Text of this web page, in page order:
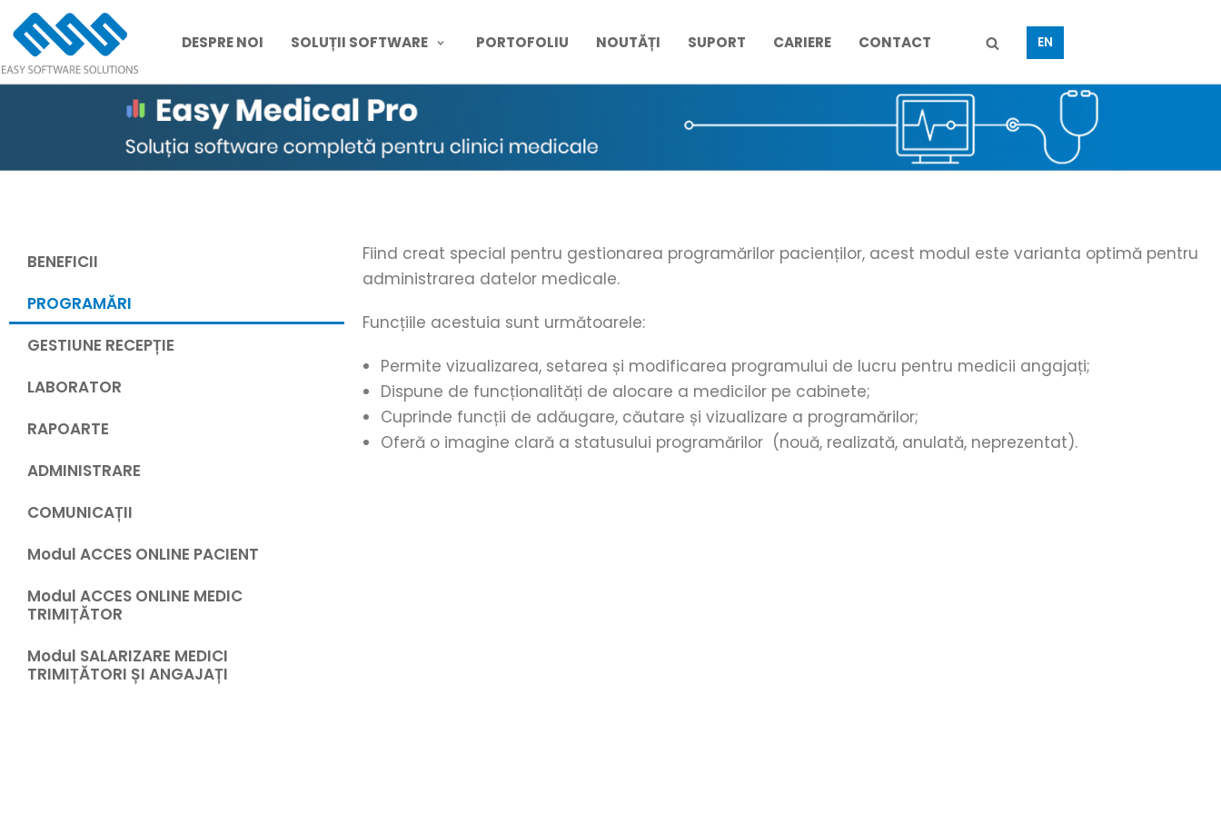
Skip
to
DESPRE NOI SOLUȚII SOFTWARE PORTOFOLIU NOUTĂȚI SUPORT CARIERE CONTACT EN
BENEFICII
PROGRAMĂRI
GESTIUNE RECEPȚIE
LABORATOR
RAPOARTE
ADMINISTRARE
COMUNICAȚII
Modul ACCES ONLINE PACIENT
Modul ACCES ONLINE MEDIC
TRIMIȚĂTOR
Modul SALARIZARE MEDICI
TRIMIȚĂTORI ȘI ANGAJAȚI
Fiind creat special pentru gestionarea programărilor pacienților, acest modul este varianta optimă pentru
administrarea datelor medicale.
Funcțiile acestuia sunt următoarele:
Permite vizualizarea, setarea și modificarea programului de lucru pentru medicii angajați;
Dispune de funcționalități de alocare a medicilor pe cabinete;
Cuprinde funcții de adăugare, căutare și vizualizare a programărilor;
Oferă o imagine clară a statusului programărilor (nouă, realizată, anulată, neprezentat).